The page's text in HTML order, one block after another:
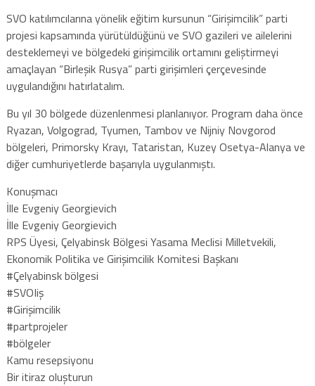
SVO katılımcılarına yönelik eğitim kursunun “Girişimcilik” parti
projesi kapsamında yürütüldüğünü ve SVO gazileri ve ailelerini
desteklemeyi ve bölgedeki girişimcilik ortamını geliştirmeyi
amaçlayan “Birleşik Rusya” parti girişimleri çerçevesinde
uygulandığını hatırlatalım.
Bu yıl 30 bölgede düzenlenmesi planlanıyor. Program daha önce
Ryazan, Volgograd, Tyumen, Tambov ve Nijniy Novgorod
bölgeleri, Primorsky Krayı, Tataristan, Kuzey Osetya-Alanya ve
diğer cumhuriyetlerde başarıyla uygulanmıştı.
Konuşmacı
İlle Evgeniy Georgievich
İlle Evgeniy Georgievich
RPS Üyesi, Çelyabinsk Bölgesi Yasama Meclisi Milletvekili,
Ekonomik Politika ve Girişimcilik Komitesi Başkanı
#Çelyabinsk bölgesi
#SVOIiş
#Girişimcilik
#partprojeler
#bölgeler
Kamu resepsiyonu
Bir itiraz oluşturun